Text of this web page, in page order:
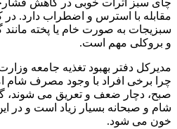
مقابله با استرس و اضطراب دارد. در
سبزیجات به صورت خام یا پخته مانند
و بروکلی مهم است.
مدیرکل دفتر بهبود تغذیه جامعه
چرا برخی افراد با وجود مصرف شام
صبح، دچار ضعف و تعریق می شوند،
شام و صبحانه بسیار زیاد است و در
خون می شود.